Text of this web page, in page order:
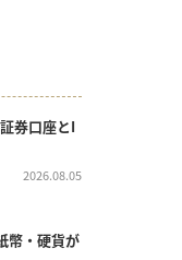
券口座とI
2026.08.05
幣・硬貨が